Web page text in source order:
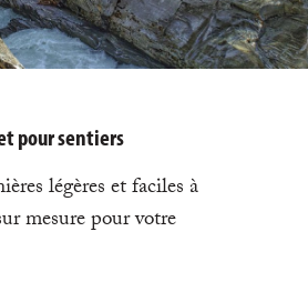
pour sentiers
légères et faciles à
mesure pour votre